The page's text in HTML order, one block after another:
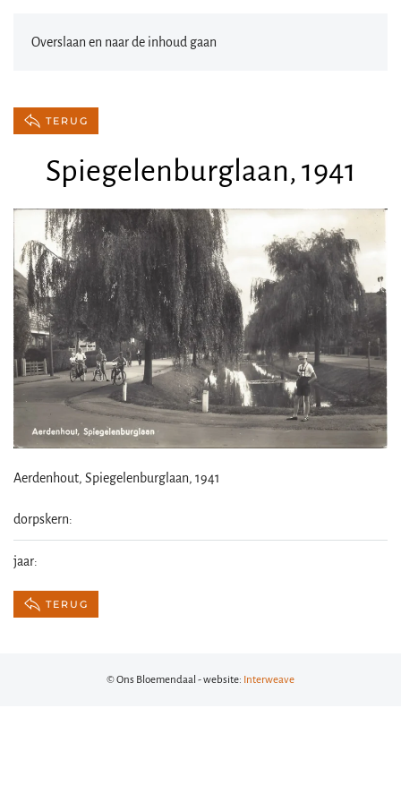
Overslaan en naar de inhoud gaan
TERUG
Spiegelenburglaan, 1941
Aerdenhout, Spiegelenburglaan, 1941
dorpskern:
jaar:
TERUG
© Ons Bloemendaal - website: Interweave